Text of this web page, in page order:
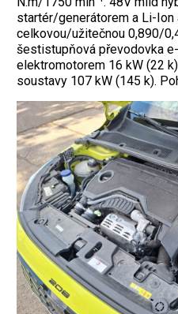
startér/generátorem a Li-
celkovou/užitečnou 0,890/
šestistupňová převodovka
elektromotorem 16 kW (22
soustavy 107 kW (145 k).